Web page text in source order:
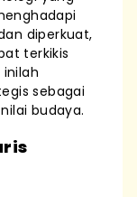
diperkuat,
terkikis
sebagai
budaya.